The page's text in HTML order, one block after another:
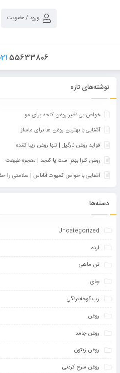
ورود / عضویت
55633806
نوشته‌های تازه
خواص بی نظیر روغن کنجد برای مو
آشنایی با بهترین روغن ها برای ماساژ
فواید روغن نارگیل | تنها روغن زیبا کننده
روغن کلزا بهتر است یا کنجد | معجزه طبیعت
آشنایی با خواص کمپوت آناناس | سلامتی را
دسته‌ها
Uncategorized
ارده
تن ماهی
چای
رب گوجه‌فرنگی
روغن
روغن جامد
روغن زیتون
روغن سرخ کردنی